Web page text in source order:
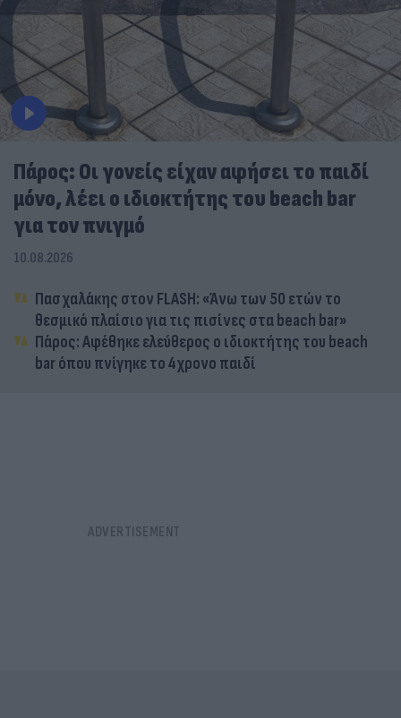
Πάρος: Οι γονείς είχαν αφήσει το παιδί
μόνο, λέει ο ιδιοκτήτης του beach bar
για τον πνιγμό
10.08.2026
Πασχαλάκης στον FLASH: «Άνω των 50 ετών το
θεσμικό πλαίσιο για τις πισίνες στα beach bar»
Πάρος: Αφέθηκε ελεύθερος ο ιδιοκτήτης του beach
bar όπου πνίγηκε το 4χρονο παιδί